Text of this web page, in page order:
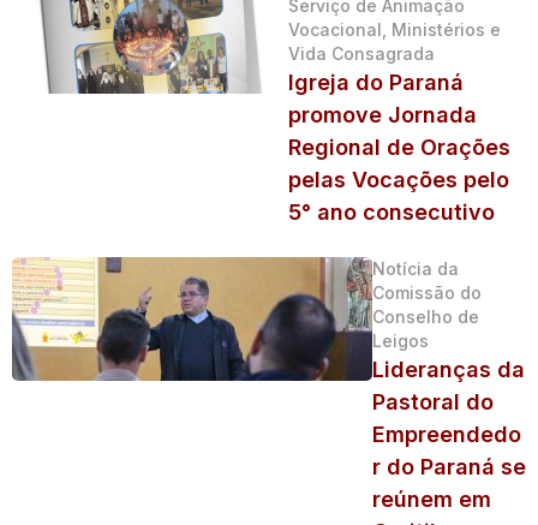
Serviço de Animação
Vocacional, Ministérios e
Vida Consagrada
Igreja do Paraná
promove Jornada
Regional de Orações
pelas Vocações pelo
5° ano consecutivo
Notícia da
Comissão do
Conselho de
Leigos
Lideranças da
Pastoral do
Empreendedo
r do Paraná se
reúnem em